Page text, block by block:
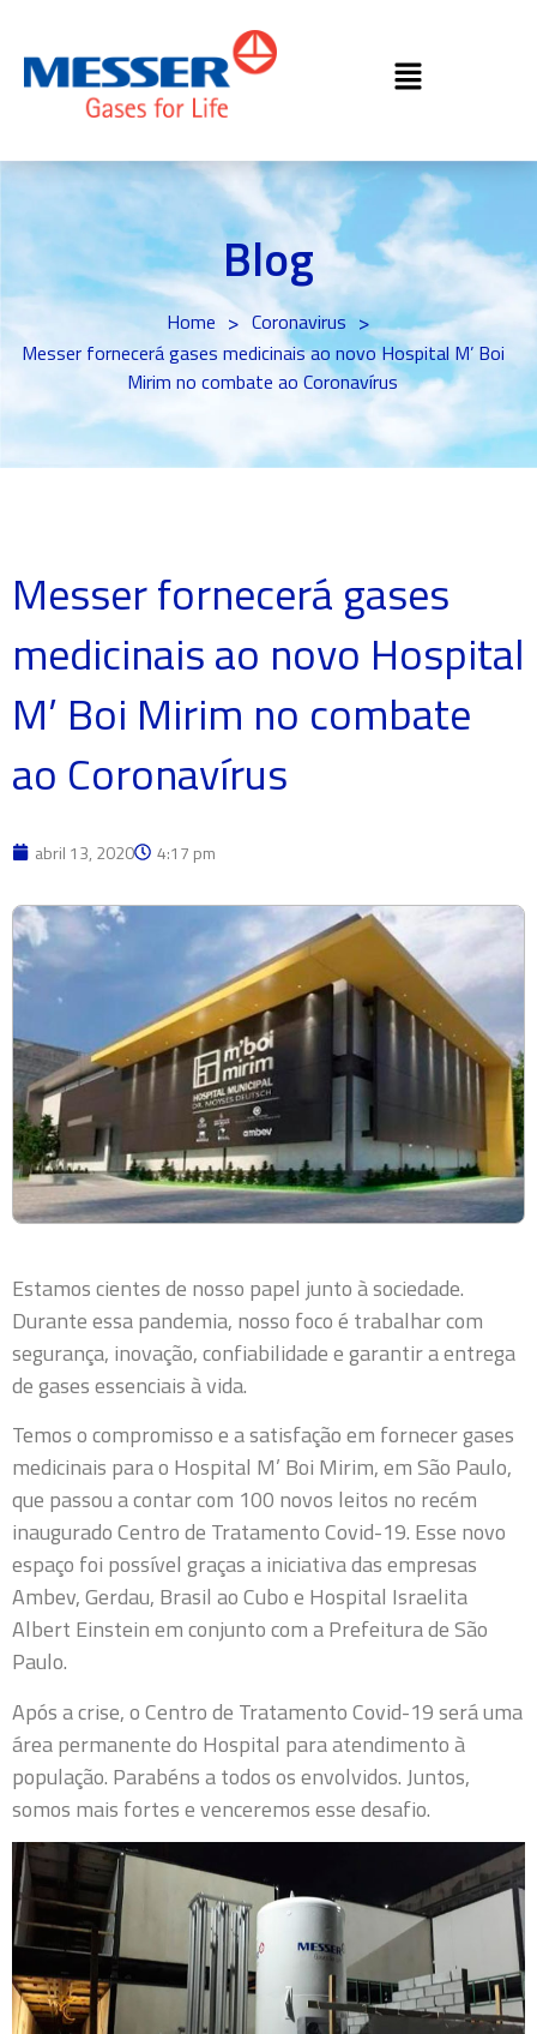
Blog
Home > Coronavirus >
Messer fornecerá gases medicinais ao novo Hospital M’ Boi
Mirim no combate ao Coronavírus
Messer fornecerá gases
medicinais ao novo Hospital
M’ Boi Mirim no combate
ao Coronavírus
abril 13, 2020 4:17 pm
Estamos cientes de nosso papel junto à sociedade.
Durante essa pandemia, nosso foco é trabalhar com
segurança, inovação, confiabilidade e garantir a entrega
de gases essenciais à vida.
Temos o compromisso e a satisfação em fornecer gases
medicinais para o Hospital M’ Boi Mirim, em São Paulo,
que passou a contar com 100 novos leitos no recém
inaugurado Centro de Tratamento Covid-19. Esse novo
espaço foi possível graças a iniciativa das empresas
Ambev, Gerdau, Brasil ao Cubo e Hospital Israelita
Albert Einstein em conjunto com a Prefeitura de São
Paulo.
Após a crise, o Centro de Tratamento Covid-19 será uma
área permanente do Hospital para atendimento à
população. Parabéns a todos os envolvidos. Juntos,
somos mais fortes e venceremos esse desafio.